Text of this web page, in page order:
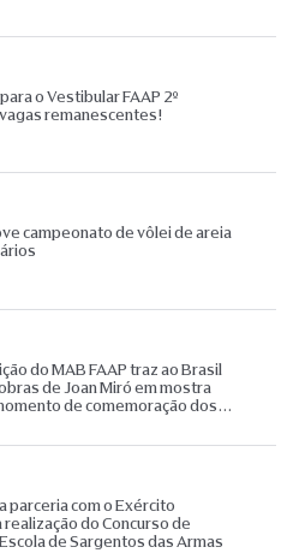
o Vestibular FAAP 2º
remanescentes!
campeonato de vôlei de areia
do MAB FAAP traz ao Brasil
de Joan Miró em mostra
de comemoração dos
parceria com o Exército
do Concurso de
de Sargentos das Armas